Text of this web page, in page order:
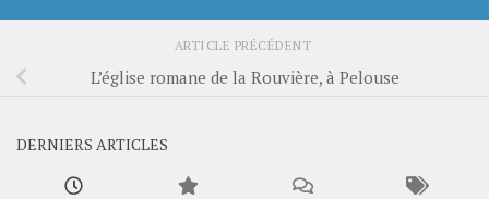
ARTICLE PRÉCÉDENT
L’église romane de la Rouvière, à Pelouse
DERNIERS ARTICLES